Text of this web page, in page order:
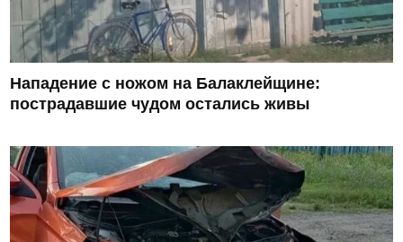
Нападение с ножом на Балаклейщине:
пострадавшие чудом остались живы